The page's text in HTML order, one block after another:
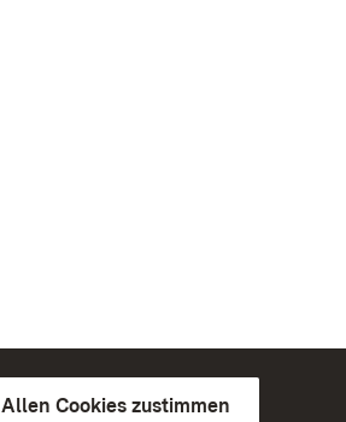
Allen Cookies zustimmen